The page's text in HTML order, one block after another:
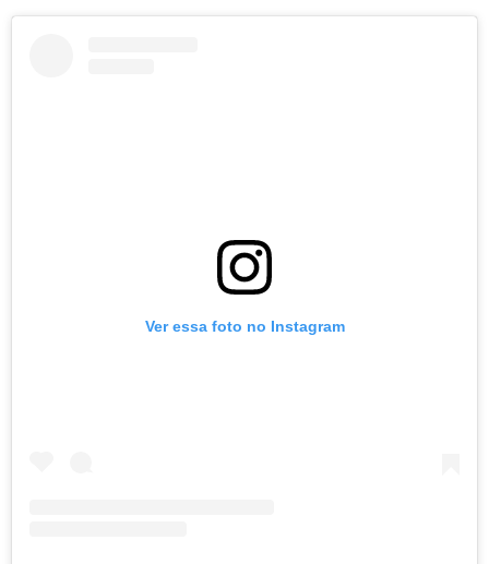
Ver essa foto no Instagram